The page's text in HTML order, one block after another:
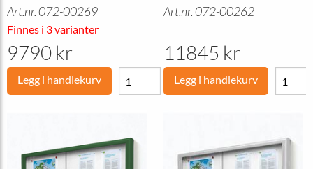
Art.nr. 072-00269
Finnes i 3 varianter
9790 kr
Legg i handlekurv
lås
Art.nr. 072-00262
11845 kr
Legg i handlekurv